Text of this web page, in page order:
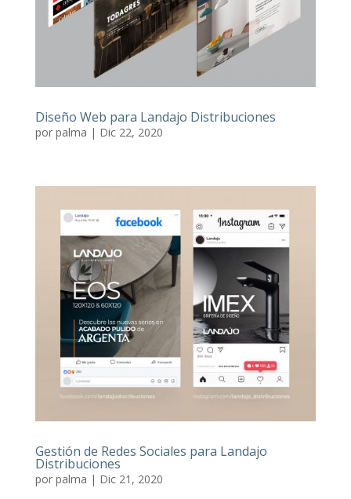
Diseño Web para Landajo Distribuciones
por palma | Dic 22, 2020
Gestión de Redes Sociales para Landajo
Distribuciones
por palma | Dic 21, 2020